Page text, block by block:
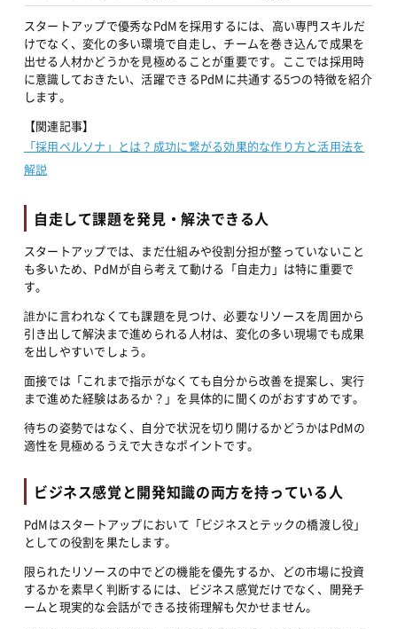
スタートアップで優秀なPdMを採用するには、高い専門スキルだ
けでなく、変化の多い環境で自走し、チームを巻き込んで成果を
出せる人材かどうかを見極めることが重要です。ここでは採用時
に意識しておきたい、活躍できるPdMに共通する5つの特徴を紹介
します。
【関連記事】
「採用ペルソナ」とは？成功に繋がる効果的な作り方と活用法を
解説
自走して課題を発見・解決できる人
スタートアップでは、まだ仕組みや役割分担が整っていないこと
も多いため、PdMが自ら考えて動ける「自走力」は特に重要で
す。
誰かに言われなくても課題を見つけ、必要なリソースを周囲から
引き出して解決まで進められる人材は、変化の多い現場でも成果
を出しやすいでしょう。
面接では「これまで指示がなくても自分から改善を提案し、実行
まで進めた経験はあるか？」を具体的に聞くのがおすすめです。
待ちの姿勢ではなく、自分で状況を切り開けるかどうかはPdMの
適性を見極めるうえで大きなポイントです。
ビジネス感覚と開発知識の両方を持っている人
PdMはスタートアップにおいて「ビジネスとテックの橋渡し役」
としての役割を果たします。
限られたリソースの中でどの機能を優先するか、どの市場に投資
するかを素早く判断するには、ビジネス感覚だけでなく、開発チ
ームと現実的な会話ができる技術理解も欠かせません。